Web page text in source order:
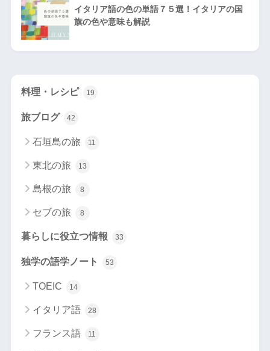
イタリア語の色の単語７５選！イタリアの国
旗の色や意味も解説
料理・レシピ 19
旅ブログ 42
石垣島の旅 11
東北の旅 13
島根の旅 8
セブの旅 8
暮らしに役立つ情報 33
独学の語学ノート 53
TOEIC 14
イタリア語 28
フランス語 11